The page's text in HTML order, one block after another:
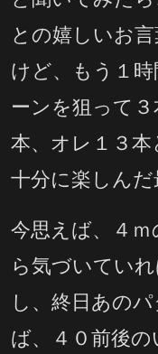
との嬉しいお
けど、もう１
ーンを狙って
本、オレ１３本
十分に楽しんだ
今思えば、４
ら気づいてい
し、終日あの
ば、４０前後